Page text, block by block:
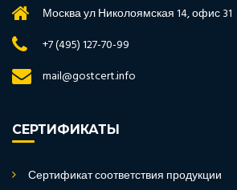
Москва ул Николоямская 14, офис 31
+7 (495) 127-70-99
mail@gostcert.info
СЕРТИФИКАТЫ
Сертификат соответствия продукции